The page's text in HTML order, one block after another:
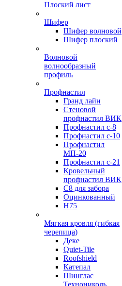
Плоский лист
Шифер
Шифер волновой
Шифер плоский
Волновой
волнообразный
профиль
Профнастил
Гранд лайн
Стеновой
профнастил ВИК
Профнастил с-8
Профнастил с-10
Профнастил
МП-20
Профнастил с-21
Кровельный
профнастил ВИК
С8 для забора
Оцинкованный
Н75
Мягкая кровля (гибкая
черепица)
Деке
Quiet-Tile
Roofshield
Катепал
Шинглас
Технониколь